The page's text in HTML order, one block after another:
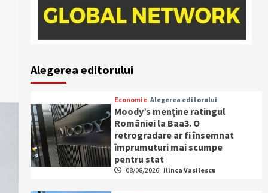
Alegerea editorului
Economie Alegerea editorului
Moody’s menține ratingul
României la Baa3. O
retrogradare ar fi însemnat
împrumuturi mai scumpe
pentru stat
08/08/2026 Ilinca Vasilescu